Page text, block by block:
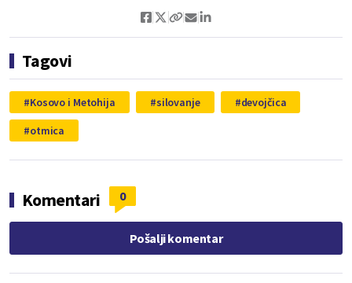
Tagovi
Kosovo i Metohija silovanje
devojčica
otmica
Komentari 0
Pošalji komentar